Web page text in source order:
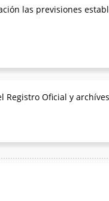
las previsiones
Registro Oficial y